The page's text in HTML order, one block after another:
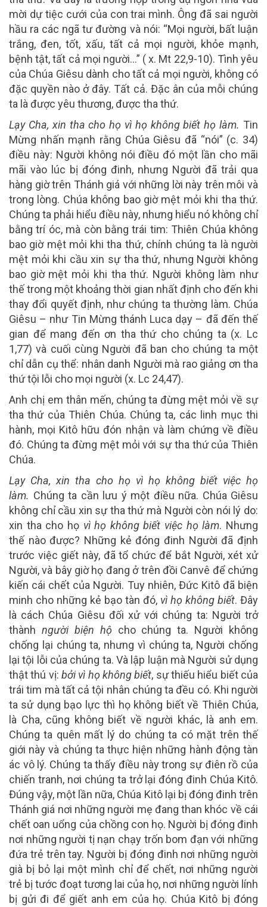
mời dự tiệc cưới của con trai mình. Ông đã sai người
hầu ra các ngã tư đường và nói: “Mọi người, bất luận
trắng, đen, tốt, xấu, tất cả mọi người, khỏe mạnh,
bệnh tật, tất cả mọi người…” ( x. Mt 22,9-10). Tình yêu
của Chúa Giêsu dành cho tất cả mọi người, không có
đặc quyền nào ở đây. Tất cả. Đặc ân của mỗi chúng
ta là được yêu thương, được tha thứ.
Lạy Cha, xin tha cho họ vì họ không biết họ làm. Tin
Mừng nhấn mạnh rằng Chúa Giêsu đã “nói” (c. 34)
điều này: Người không nói điều đó một lần cho mãi
mãi vào lúc bị đóng đinh, nhưng Người đã trải qua
hàng giờ trên Thánh giá với những lời này trên môi và
trong lòng. Chúa không bao giờ mệt mỏi khi tha thứ.
Chúng ta phải hiểu điều này, nhưng hiểu nó không chỉ
bằng trí óc, mà còn bằng trái tim: Thiên Chúa không
bao giờ mệt mỏi khi tha thứ, chính chúng ta là người
mệt mỏi khi cầu xin sự tha thứ, nhưng Người không
bao giờ mệt mỏi khi tha thứ. Người không làm như
thế trong một khoảng thời gian nhất định cho đến khi
thay đổi quyết định, như chúng ta thường làm. Chúa
Giêsu – như Tin Mừng thánh Luca dạy – đã đến thế
gian để mang đến ơn tha thứ cho chúng ta (x. Lc
1,77) và cuối cùng Người đã ban cho chúng ta một
chỉ dẫn cụ thể: nhân danh Người mà rao giảng ơn tha
thứ tội lỗi cho mọi người (x. Lc 24,47).
Anh chị em thân mến, chúng ta đừng mệt mỏi về sự
tha thứ của Thiên Chúa. Chúng ta, các linh mục thi
hành, mọi Kitô hữu đón nhận và làm chứng về điều
đó. Chúng ta đừng mệt mỏi với sự tha thứ của Thiên
Chúa.
Lạy Cha, xin tha cho họ vì họ không biết việc họ
làm. Chúng ta cần lưu ý một điều nữa. Chúa Giêsu
không chỉ cầu xin sự tha thứ mà Người còn nói lý do:
xin tha cho họ vì họ không biết việc họ làm. Nhưng
thế nào được? Những kẻ đóng đinh Người đã định
trước việc giết này, đã tổ chức để bắt Người, xét xử
Người, và bây giờ họ đang ở trên đồi Canvê để chứng
kiến cái chết của Người. Tuy nhiên, Đức Kitô đã biện
minh cho những kẻ bạo tàn đó, vì họ không biết. Đây
là cách Chúa Giêsu đối xử với chúng ta: Người trở
thành người biện hộ cho chúng ta. Người không
chống lại chúng ta, nhưng vì chúng ta, Người chống
lại tội lỗi của chúng ta. Và lập luận mà Người sử dụng
thật thú vị: bởi vì họ không biết, sự thiếu hiểu biết của
trái tim mà tất cả tội nhân chúng ta đều có. Khi người
ta sử dụng bạo lực thì họ không biết về Thiên Chúa,
là Cha, cũng không biết về người khác, là anh em.
Chúng ta quên mất lý do chúng ta có mặt trên thế
giới này và chúng ta thực hiện những hành động tàn
ác vô lý. Chúng ta thấy điều này trong sự điên rồ của
chiến tranh, nơi chúng ta trở lại đóng đinh Chúa Kitô.
Đúng vậy, một lần nữa, Chúa Kitô lại bị đóng đinh trên
Thánh giá nơi những người mẹ đang than khóc về cái
chết oan uổng của chồng con họ. Người bị đóng đinh
nơi những người tị nạn chạy trốn bom đạn với những
đứa trẻ trên tay. Người bị đóng đinh nơi những người
già bị bỏ lại một mình chỉ để chết, nơi những người
trẻ bị tước đoạt tương lai của họ, nơi những người lính
bị gửi đi để giết anh em của họ. Chúa Kitô bị đóng